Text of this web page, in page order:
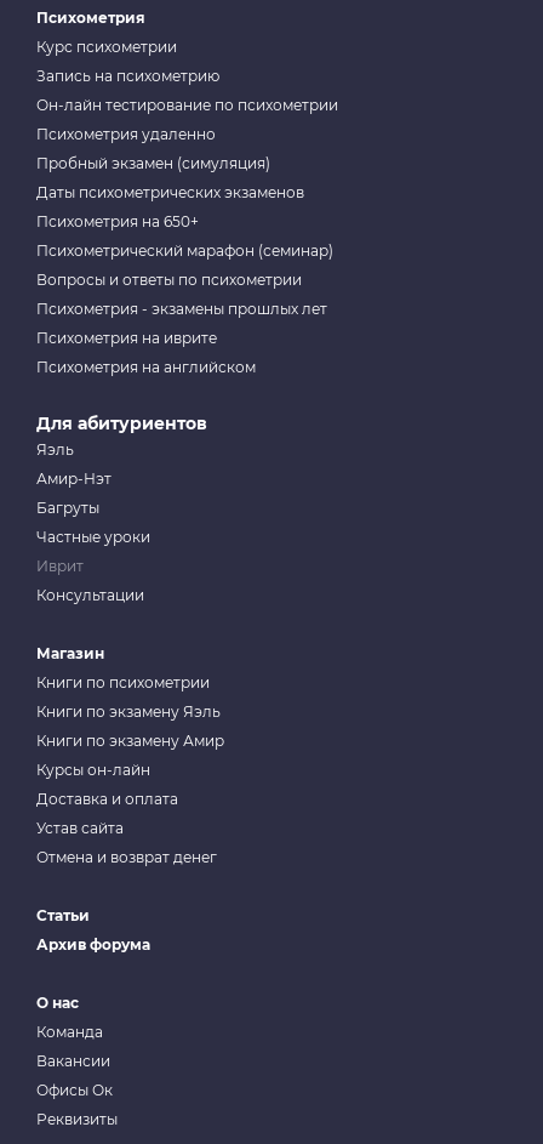
Психометрия
Курс психометрии
Запись на психометрию
Он-лайн тестирование по психометрии
Психометрия удаленно
Пробный экзамен (симуляция)
Даты психометрических экзаменов
Психометрия на 650+
Психометрический марафон (семинар)
Вопросы и ответы по психометрии
Психометрия - экзамены прошлых лет
Психометрия на иврите
Психометрия на английском
Для абитуриентов
Яэль
Амир-Нэт
Багруты
Частные уроки
Иврит
Консультации
Магазин
Книги по психометрии
Книги по экзамену Яэль
Книги по экзамену Амир
Курсы он-лайн
Доставка и оплата
Устав сайта
Отмена и возврат денег
Статьи
Архив форума
О нас
Команда
Вакансии
Офисы Ок
Реквизиты